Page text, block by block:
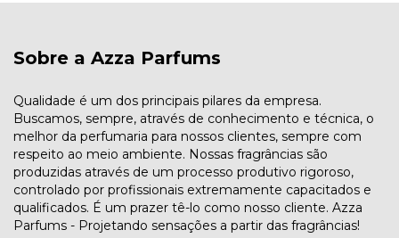
Sobre a Azza Parfums
Qualidade é um dos principais pilares da empresa.
Buscamos, sempre, através de conhecimento e técnica, o
melhor da perfumaria para nossos clientes, sempre com
respeito ao meio ambiente. Nossas fragrâncias são
produzidas através de um processo produtivo rigoroso,
controlado por profissionais extremamente capacitados e
qualificados. É um prazer tê-lo como nosso cliente. Azza
Parfums - Projetando sensações a partir das fragrâncias!